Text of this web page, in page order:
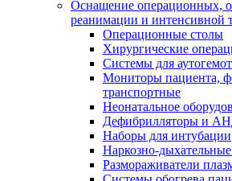
Оснащение операционных,
реанимации и интенсивной
Операционные столы
Хирургические
Системы для
Мониторы пациента,
транспортные
Неонатальное
Дефибрилляторы и
Наборы для интубации
Наркозно-
Размораживатели